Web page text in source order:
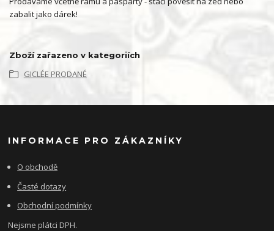
zabalit jako dárek!
Zboží zařazeno v kategoriích
GICLÉE PRODANÉ
INFORMACE PRO ZÁKAZNÍKY
O obchodě
Časté dotazy
Obchodní podmínky
Nejsme plátci DPH.